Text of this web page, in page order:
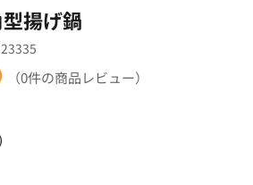
揚げ鍋
（0件の商品レビュー）